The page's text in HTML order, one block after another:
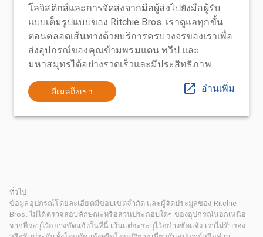
โลจิสติกส์และการจัดส่งจากมือผู้ส่งไปยังมือผู้รับ
แบบเต็มรูปแบบของ Ritchie Bros. เราดูแลทุกขั้น
ตอนตลอดเส้นทางด้วยบริการครบวงจรของเราเพื่อ
ส่งอุปกรณ์ของคุณข้ามพรมแดน ทวีป และ
มหาสมุทรได้อย่างรวดเร็วและมีประสิทธิภาพ
อีเมลถึงเรา อ่านเพิ่ม
ทั่วไป
ข้อมูลอุปกรณ์โดยละเอียดมีขอบเขตจำกัด และผู้จัดประมูลของ Ritchie
Bros. ไม่ได้ตรวจสอบลักษณะหรือส่วนประกอบใดๆ ของอุปกรณ์นอกเหนือ
จากที่ระบุไว้อย่างชัดแจ้งในที่นี้ เว้นแต่จะระบุไว้อย่างชัดแจ้ง เราไม่รับรอง